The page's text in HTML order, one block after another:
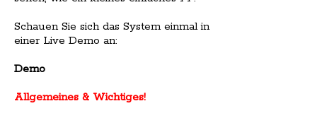
Schauen Sie sich das System einmal in
einer Live Demo an:
Demo
Allgemeines & Wichtiges!